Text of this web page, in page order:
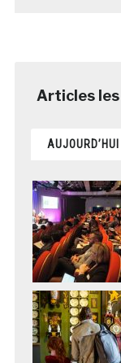
AUJOURD’HUI